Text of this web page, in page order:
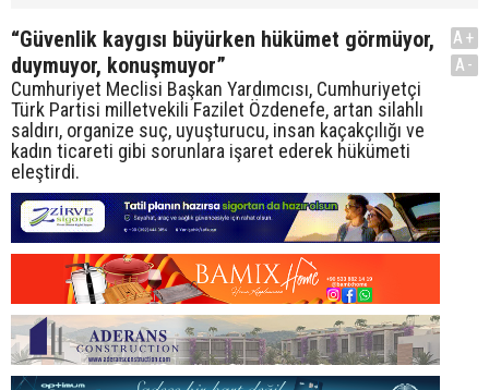
“Güvenlik kaygısı büyürken hükümet görmüyor,
duymuyor, konuşmuyor”
Cumhuriyet Meclisi Başkan Yardımcısı, Cumhuriyetçi
Türk Partisi milletvekili Fazilet Özdenefe, artan silahlı
saldırı, organize suç, uyuşturucu, insan kaçakçılığı ve
kadın ticareti gibi sorunlara işaret ederek hükümeti
eleştirdi.
A+
A-